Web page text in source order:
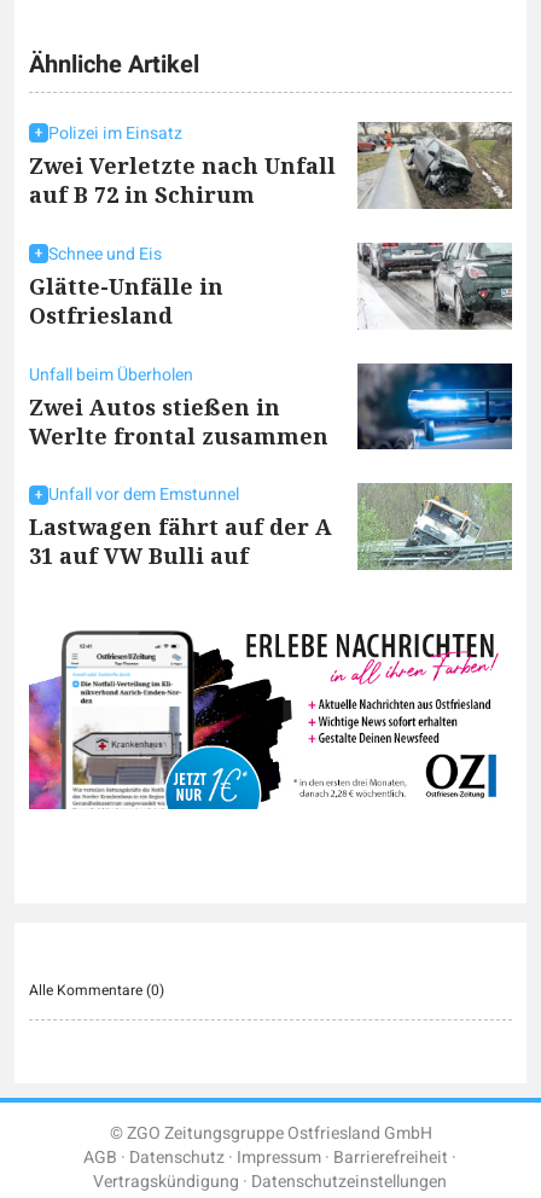
Ähnliche Artikel
Polizei im Einsatz
Zwei Verletzte nach Unfall
auf B 72 in Schirum
Schnee und Eis
Glätte-Unfälle in
Ostfriesland
Unfall beim Überholen
Zwei Autos stießen in
Werlte frontal zusammen
Unfall vor dem Emstunnel
Lastwagen fährt auf der A
31 auf VW Bulli auf
Alle Kommentare (0)
© ZGO Zeitungsgruppe Ostfriesland GmbH
AGB Datenschutz Impressum Barrierefreiheit
Vertragskündigung Datenschutzeinstellungen